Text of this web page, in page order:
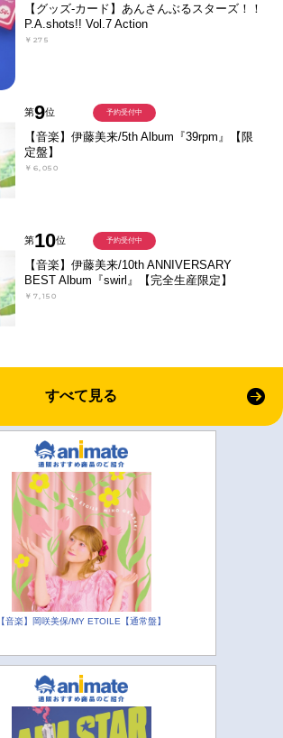
【グッズ-カード】あんさんぶるスターズ！！
P.A.shots!! Vol.7 Action
￥275
第9位
【音楽】伊藤美来/5th Album『39rpm』【限
定盤】
￥6,050
予約受付中
第10位
【音楽】伊藤美来/10th ANNIVERSARY
BEST Album『swirl』【完全生産限定】
￥7,150
予約受付中
すべて見る
【音楽】岡咲美保/MY ETOILE【通常盤】